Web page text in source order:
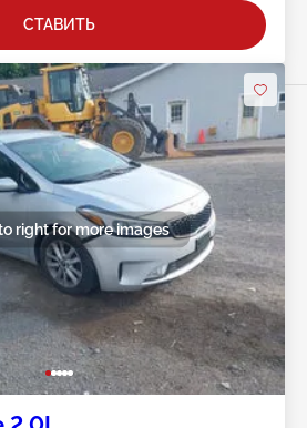
СТАВИТЬ
right for more images